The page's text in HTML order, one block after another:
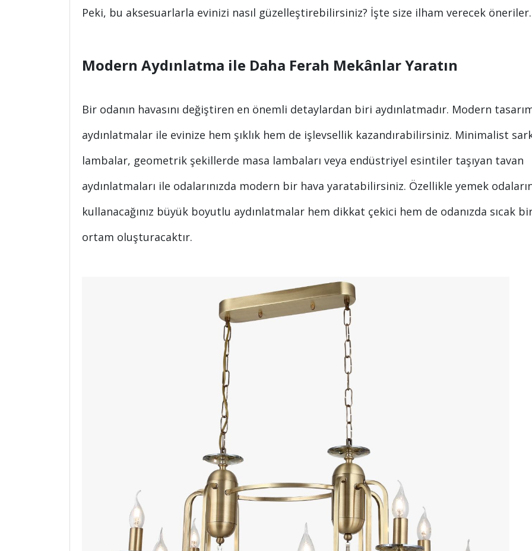
Peki, bu aksesuarlarla evinizi nasıl güzelleştirebilirsiniz? İşte size ilham verecek öneriler.
Modern Aydınlatma ile Daha Ferah Mekânlar Yaratın
Bir odanın havasını değiştiren en önemli detaylardan biri aydınlatmadır. Modern
aydınlatmalar ile evinize hem şıklık hem de işlevsellik kazandırabilirsiniz. Minimalist
lambalar, geometrik şekillerde masa lambaları veya endüstriyel esintiler taşıyan tavan
aydınlatmaları ile odalarınızda modern bir hava yaratabilirsiniz. Özellikle yemek
kullanacağınız büyük boyutlu aydınlatmalar hem dikkat çekici hem de odanızda sıcak
ortam oluşturacaktır.